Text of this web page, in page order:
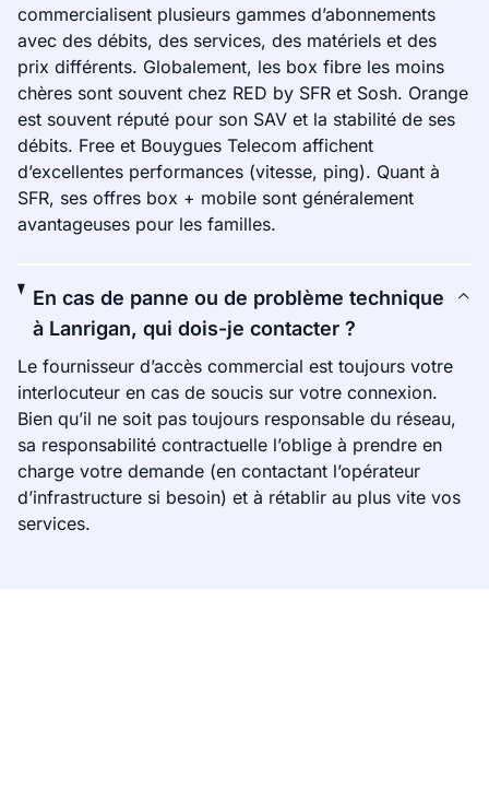
commercialisent plusieurs gammes d’abonnements
avec des débits, des services, des matériels et des
prix différents. Globalement, les box fibre les moins
chères sont souvent chez RED by SFR et Sosh. Orange
est souvent réputé pour son SAV et la stabilité de ses
débits. Free et Bouygues Telecom affichent
d’excellentes performances (vitesse, ping). Quant à
SFR, ses offres box + mobile sont généralement
avantageuses pour les familles.
En cas de panne ou de problème technique
à Lanrigan, qui dois-je contacter ?
Le fournisseur d’accès commercial est toujours votre
interlocuteur en cas de soucis sur votre connexion.
Bien qu’il ne soit pas toujours responsable du réseau,
sa responsabilité contractuelle l’oblige à prendre en
charge votre demande (en contactant l’opérateur
d’infrastructure si besoin) et à rétablir au plus vite vos
services.